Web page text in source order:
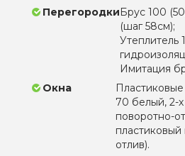
ПерегородкиБрус 100
(шаг 58см);
Утеплитель
Имитация
Окна
70 белый, 2-
поворотно-
отлив).